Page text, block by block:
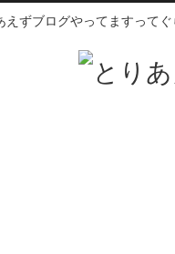
えずブログやってますって